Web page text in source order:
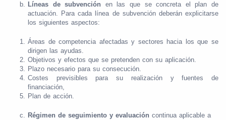
Líneas de subvención en las que se concreta el plan de
actuación. Para cada línea de subvención deberán explicitarse
los siguientes aspectos:
Áreas de competencia afectadas y sectores hacia los que se
dirigen las ayudas.
Objetivos y efectos que se pretenden con su aplicación.
Plazo necesario para su consecución.
Costes previsibles para su realización y fuentes de
financiación,
Plan de acción.
Régimen de seguimiento y evaluación continua aplicable a